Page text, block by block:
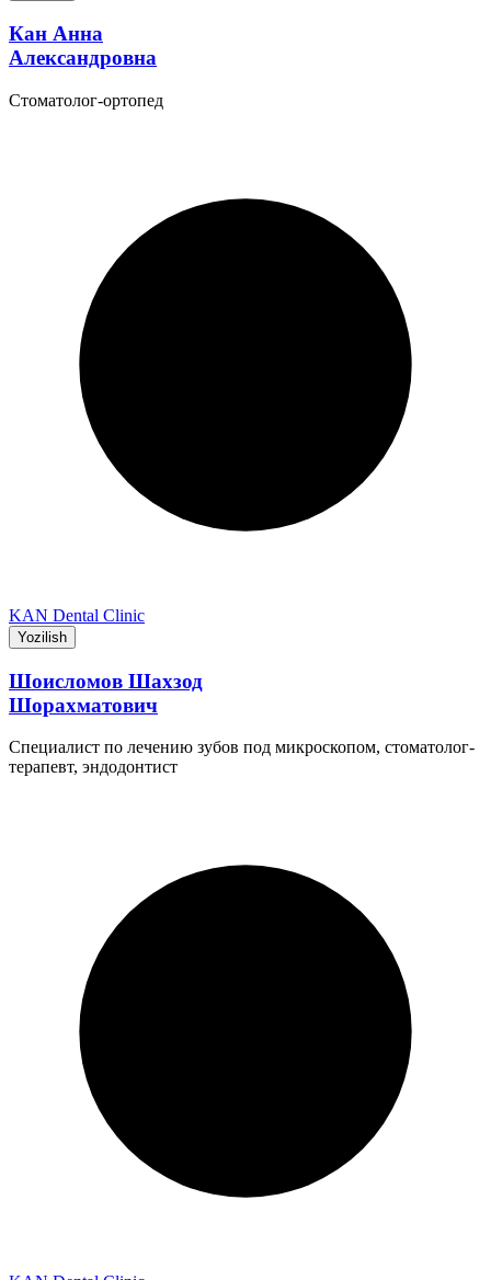
Кан Анна
Александровна
Стоматолог-ортопед
KAN Dental Clinic
Yozilish
Шоисломов Шахзод
Шорахматович
Специалист по лечению зубов под микроскопом, стоматолог-
терапевт, эндодонтист